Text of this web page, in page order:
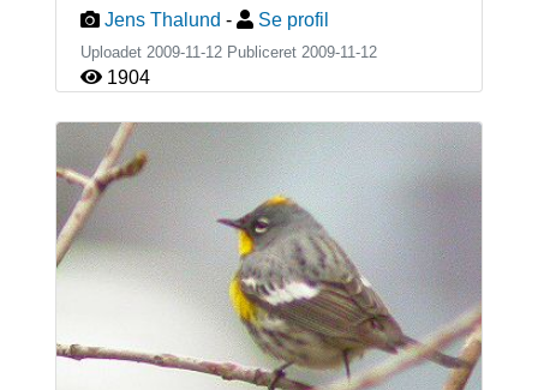
Jens Thalund - Se profil
Uploadet 2009-11-12 Publiceret 2009-11-12
1904